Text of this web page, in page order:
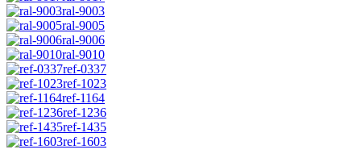
ral-9003
ral-9005
ral-9006
ral-9010
ref-0337
ref-1023
ref-1164
ref-1236
ref-1435
ref-1603